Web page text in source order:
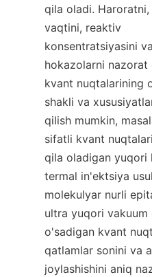
qila oladi.
vaqtini, reaktiv
konsentratsiyasini va
hokazolarni nazorat
kvant nuqtalarining
shakli va
qilish mumkin,
sifatli kvant
qila oladigan yuqori
termal in'ektsiya
molekulyar nurli
ultra yuqori vakuum
o'sadigan kvant
qatlamlar sonini va
joylashishini aniq